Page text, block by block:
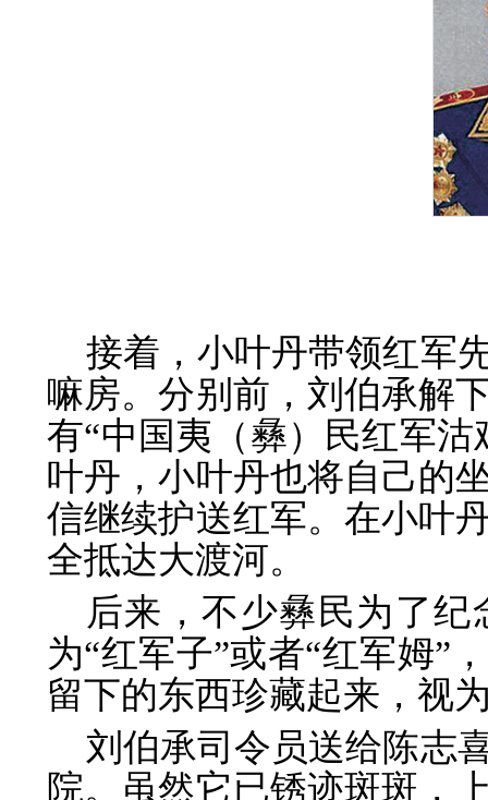
接着，小叶丹带领红军
嘛房。分别前，刘伯承解
有“中国夷（彝）民红军
叶丹，小叶丹也将自己的
信继续护送红军。在小叶
全抵达大渡河。
后来，不少彝民为了
为“红军子”或者“红军姆”
留下的东西珍藏起来，视
刘伯承司令员送给陈志
院。虽然它已锈迹斑斑，